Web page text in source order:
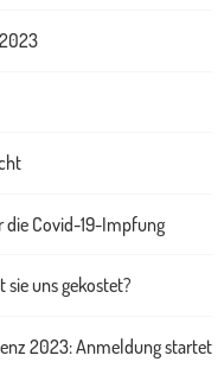
die Covid-19-Impfung
sie uns gekostet?
2023: Anmeldung startet